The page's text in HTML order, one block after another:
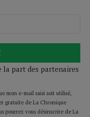
la part des partenaires
mon e-mail saisi soit utilisé,
gratuite de La Chronique
pourrez vous désinscrire de La